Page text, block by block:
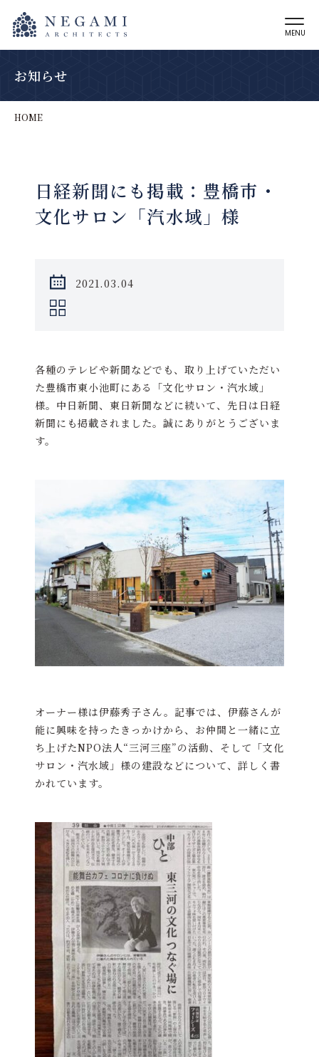
MENU
お知らせ
HOME
日経新聞にも掲載：豊橋市・
文化サロン「汽水域」様
2021.03.04
各種のテレビや新聞などでも、取り上げていただい
た豊橋市東小池町にある「文化サロン・汽水域」
様。中日新聞、東日新聞などに続いて、先日は日経
新聞にも掲載されました。誠にありがとうございま
す。
オーナー様は伊藤秀子さん。記事では、伊藤さんが
能に興味を持ったきっかけから、お仲間と一緒に立
ち上げたNPO法人“三河三座”の活動、そして「文化
サロン・汽水域」様の建設などについて、詳しく書
かれています。